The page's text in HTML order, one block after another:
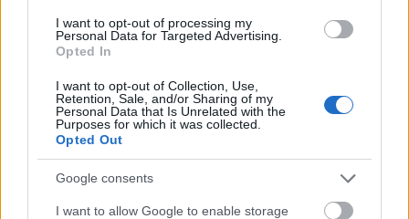
I want to opt-out of processing my
Personal Data for Targeted Advertising.
Opted In
I want to opt-out of Collection, Use,
Retention, Sale, and/or Sharing of my
Personal Data that Is Unrelated with the
Purposes for which it was collected.
Opted Out
Google consents
I want to allow Google to enable storage
tovább